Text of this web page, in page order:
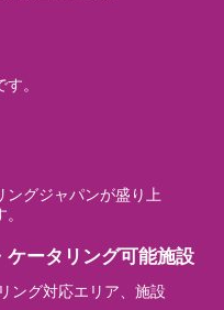
。
グジャパンが盛り上
ータリング可能施設
ング対応エリア、施設